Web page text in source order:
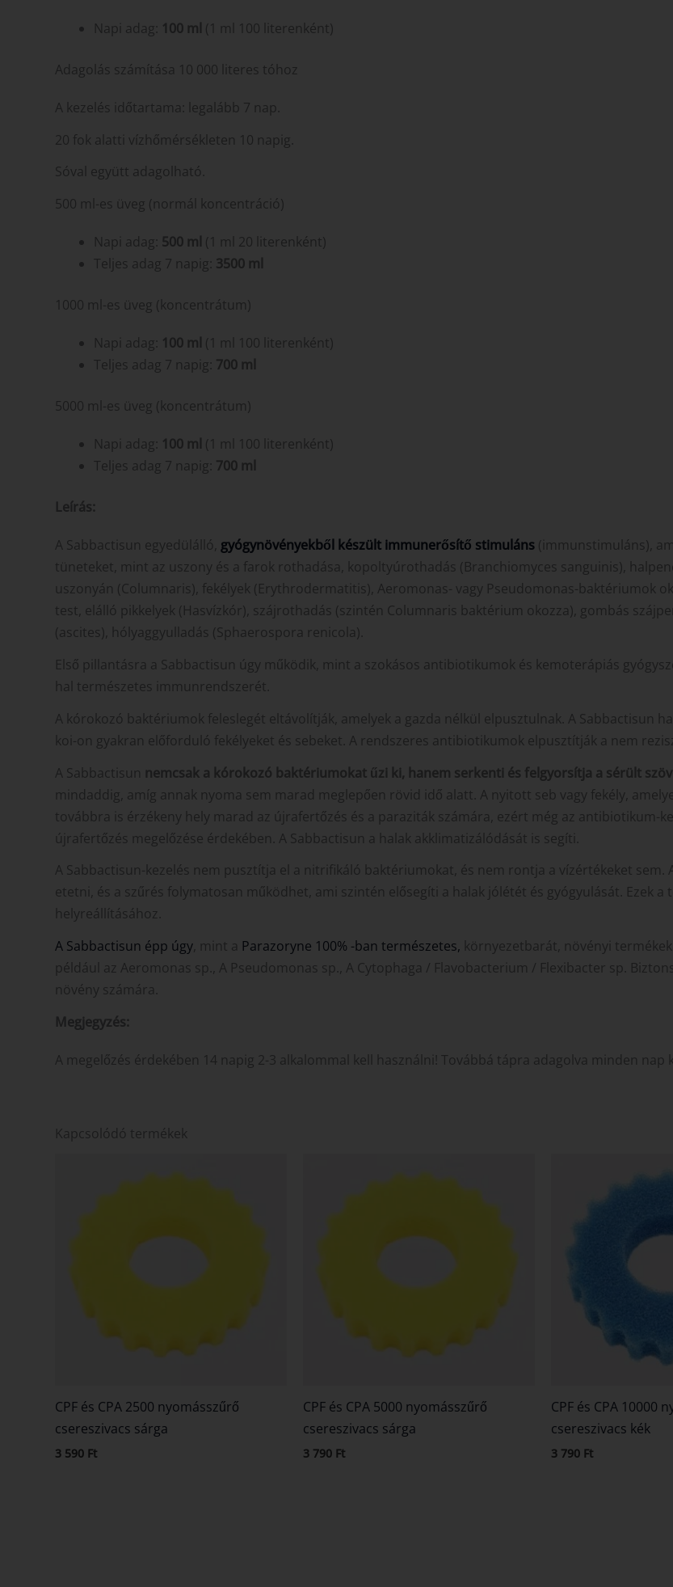
Napi adag: 100 ml (1 ml 100 literenként)
Adagolás számítása 10 000 literes tóhoz
A kezelés időtartama: legalább 7 nap.
20 fok alatti vízhőmérsékleten 10 napig.
Sóval együtt adagolható.
500 ml-es üveg (normál koncentráció)
Napi adag: 500 ml (1 ml 20 literenként)
Teljes adag 7 napig: 3500 ml
1000 ml-es üveg (koncentrátum)
Napi adag: 100 ml (1 ml 100 literenként)
Teljes adag 7 napig: 700 ml
5000 ml-es üveg (koncentrátum)
Napi adag: 100 ml (1 ml 100 literenként)
Teljes adag 7 napig: 700 ml
Leírás:
A Sabbactisun egyedülálló, gyógynövényekből készült immunerősítő stimuláns (immunstimuláns),
tüneteket, mint az uszony és a farok rothadása, kopoltyúrothadás (Branchiomyces sanguinis),
uszonyán (Columnaris), fekélyek (Erythrodermatitis), Aeromonas- vagy Pseudomonas-baktériumok
test, elálló pikkelyek (Hasvízkór), szájrothadás (szintén Columnaris baktérium okozza), gombás
(ascites), hólyaggyulladás (Sphaerospora renicola).
Első pillantásra a Sabbactisun úgy működik, mint a szokásos antibiotikumok és kemoterápiás
hal természetes immunrendszerét.
A kórokozó baktériumok feleslegét eltávolítják, amelyek a gazda nélkül elpusztulnak. A Sabbactisun
koi-on gyakran előforduló fekélyeket és sebeket. A rendszeres antibiotikumok elpusztítják a nem
A Sabbactisun nemcsak a kórokozó baktériumokat űzi ki, hanem serkenti és felgyorsítja a sérült
mindaddig, amíg annak nyoma sem marad meglepően rövid idő alatt. A nyitott seb vagy fekély,
továbbra is érzékeny hely marad az újrafertőzés és a paraziták számára, ezért még az antibiotikum-
újrafertőzés megelőzése érdekében. A Sabbactisun a halak akklimatizálódását is segíti.
A Sabbactisun-kezelés nem pusztítja el a nitrifikáló baktériumokat, és nem rontja a vízértékeket
etetni, és a szűrés folymatosan működhet, ami szintén elősegíti a halak jólétét és gyógyulását. Ezek
helyreállításához.
A Sabbactisun épp úgy , mint a Parazoryne 100% -ban természetes, környezetbarát, növényi
például az Aeromonas sp., A Pseudomonas sp., A Cytophaga / Flavobacterium / Flexibacter sp.
növény számára.
Megjegyzés:
A megelőzés érdekében 14 napig 2-3 alkalommal kell használni! Továbbá tápra adagolva minden
Kapcsolódó termékek
CPF és CPA 2500 nyomásszűrő
csereszivacs sárga
3 590 Ft
CPF és CPA 5000 nyomásszűrő
csereszivacs sárga
3 790 Ft
CPF és CPA 10000
csereszivacs kék
3 790 Ft